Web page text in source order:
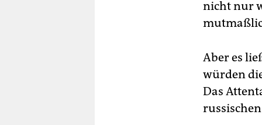
nicht nur
Aber es
würden
Das